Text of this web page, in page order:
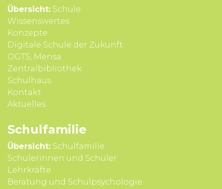
Übersicht: Schule
Wissens­wertes
Konzepte
Digitale Schule der Zukunft
OGTS, Mensa
Zentralbibliothek
Schulhaus
Kontakt
Aktuelles
Schul­familie
Übersicht: Schulfamilie
Schülerinnen und Schüler
Lehrkräfte
Beratung und Schul­psycho­logie